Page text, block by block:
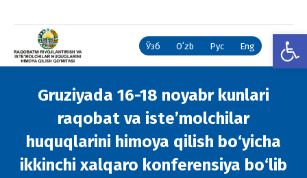
Ўзб Oʻzb Рус Eng
Gruziyada 16-18 noyabr kunlari
raqobat va iste’molchilar
huquqlarini himoya qilish bo‘yicha
ikkinchi xalqaro konferensiya bo‘lib